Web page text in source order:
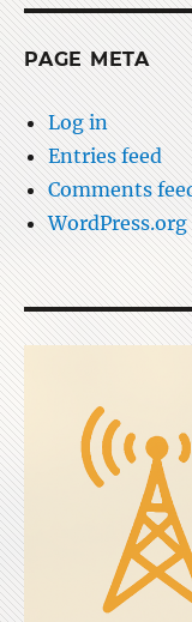
PAGE META
Log in
Entries feed
Comments
WordPress.org